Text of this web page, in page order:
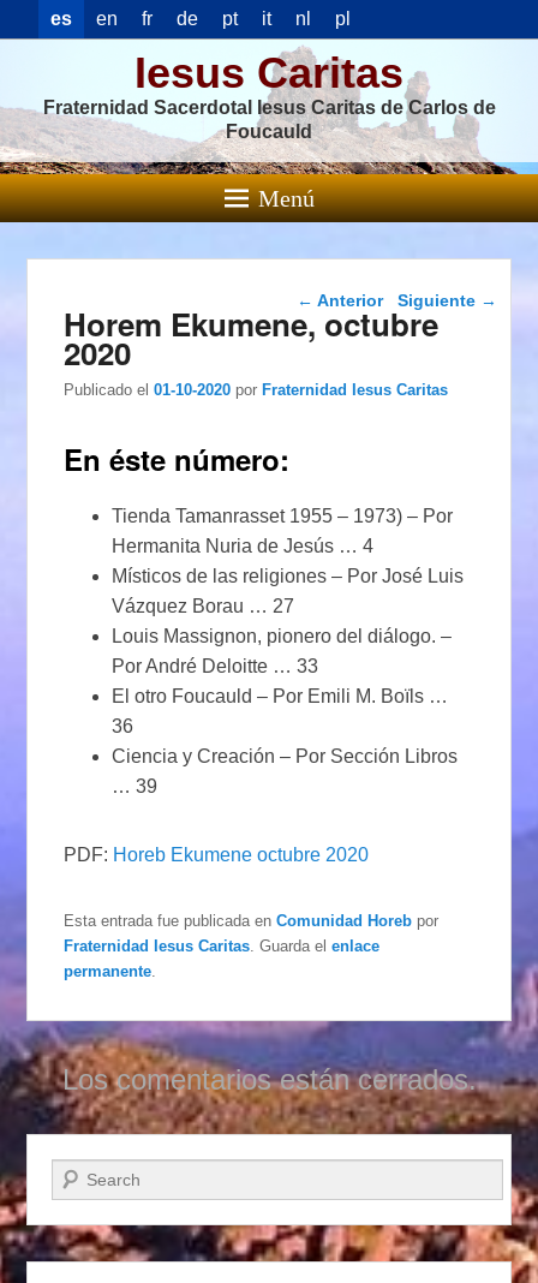
es en fr de pt it nl pl
Iesus Caritas
Fraternidad Sacerdotal Iesus Caritas de Carlos de
Foucauld
Menú
Navegación de
entradas
← Anterior Siguiente →
Horem Ekumene, octubre
2020
Publicado el 01-10-2020 porFraternidad Iesus Caritas
En éste número:
Tienda Tamanrasset 1955 – 1973) – Por
Hermanita Nuria de Jesús … 4
Místicos de las religiones – Por José Luis
Vázquez Borau … 27
Louis Massignon, pionero del diálogo. –
Por André Deloitte … 33
El otro Foucauld – Por Emili M. Boïls …
36
Ciencia y Creación – Por Sección Libros
… 39
PDF: Horeb Ekumene octubre 2020
Esta entrada fue publicada enComunidad Horeb por
Fraternidad Iesus Caritas. Guarda elenlace
permanente.
Los comentarios están cerrados.
Buscar